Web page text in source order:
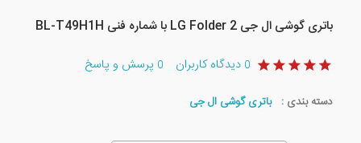
باتری گوشی ال جی LG Folder 2 با شماره فنی BL-T49H1H
0 دیدگاه کاربران 0 پرسش و پاسخ
دسته بندی : باتری گوشی ال جی